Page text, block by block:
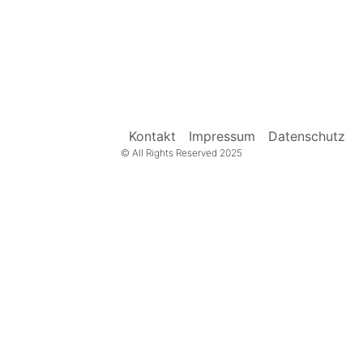
Kontakt Impressum Datenschutz
© All Rights Reserved 2025